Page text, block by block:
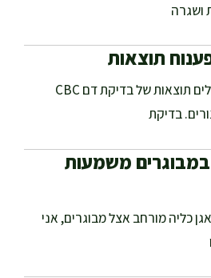
ושגרה
אני רואה רבים מכם מקבלים תוצאות של בדיקת דם CBC
בדיקת
משמעות
כליה מורחב אצל מבוגרים, אני